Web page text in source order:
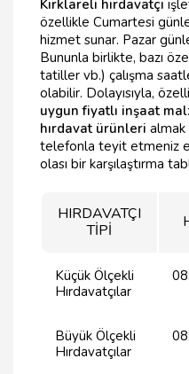
Kırklareli hırdavatçı
özellikle Cumartesi
hizmet sunar. Pazar
Bununla birlikte, bazı
tatiller vb.) çalışma
olabilir. Dolayısıyla,
uygun fiyatlı inşaat
hırdavat ürünleri almak
telefonla teyit etmeniz
olası bir karşılaştırma
HIRDAVATÇI
TİPİ
Küçük Ölçekli
Hırdavatçılar
Büyük Ölçekli
Hırdavatçılar